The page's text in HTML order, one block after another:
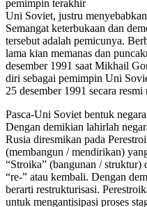
pemimpin terakhir
Uni Soviet, justru
Semangat keterbukaan dan
tersebut adalah pemicunya.
lama kian memanas dan
desember 1991 saat Mikhail
diri sebagai pemimpin Uni
25 desember 1991 secara
Pasca-Uni Soviet bentuk
Dengan demikian lahirlah
Rusia diresmikan pada
(membangun / mendirikan)
“Stroika” (bangunan / struktur)
“re-” atau kembali. Dengan
berarti restrukturisasi.
untuk mengantisipasi proses